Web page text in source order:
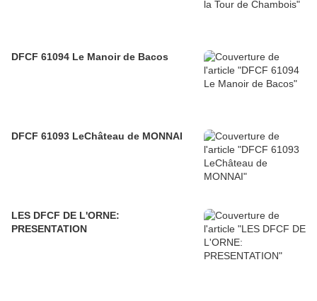
DFCF 61094 Le Manoir de Bacos
DFCF 61093 LeChâteau de MONNAI
LES DFCF DE L'ORNE:
PRESENTATION